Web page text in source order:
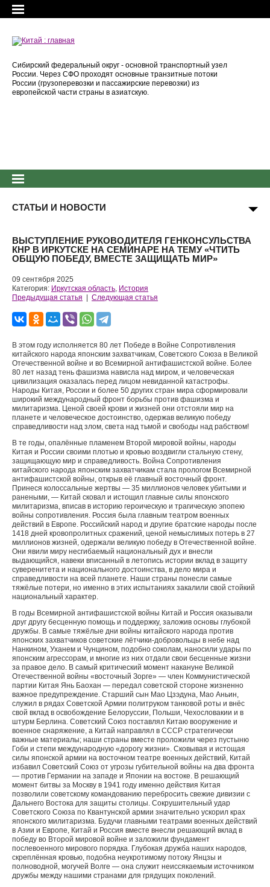
Сибирский федеральный округ - основной транспортный узел
России. Через СФО проходят основные транзитные потоки
России (грузоперевозки и пассажирские перевозки) из
европейской части страны в азиатскую.
СТАТЬИ И НОВОСТИ
ВЫСТУПЛЕНИЕ РУКОВОДИТЕЛЯ ГЕНКОНСУЛЬСТВА
КНР В ИРКУТСКЕ НА СЕМИНАРЕ НА ТЕМУ «ЧТИТЬ
ОБЩУЮ ПОБЕДУ, ВМЕСТЕ ЗАЩИЩАТЬ МИР»
09 сентября 2025
Категория: Иркутская область, История
Предыдущая статья
Следующая статья
В этом году исполняется 80 лет Победе в Войне Сопротивления
китайского народа японским захватчикам, Советского Союза в Великой
Отечественной войне и во Всемирной антифашистской войне. Более
80 лет назад тень фашизма нависла над миром, и человеческая
цивилизация оказалась перед лицом невиданной катастрофы.
Народы Китая, России и более 50 других стран мира сформировали
широкий международный фронт борьбы против фашизма и
милитаризма. Ценой своей крови и жизней они отстояли мир на
планете и человеческое достоинство, одержав великую победу
справедливости над злом, света над тьмой и свободы над рабством!
В те годы, опалённые пламенем Второй мировой войны, народы
Китая и России своими плотью и кровью воздвигли стальную стену,
защищающую мир и справедливость. Война Сопротивления
китайского народа японским захватчикам стала прологом Всемирной
антифашистской войны, открыв её главный восточный фронт.
Принеся колоссальные жертвы — 35 миллионов человек убитыми и
ранеными, — Китай сковал и истощил главные силы японского
милитаризма, вписав в историю героическую и трагическую эпопею
войны сопротивления. Россия была главным театром военных
действий в Европе. Российский народ и другие братские народы после
1418 дней кровопролитных сражений, ценой немыслимых потерь в 27
миллионов жизней, одержали великую победу в Отечественной войне.
Они явили миру несгибаемый национальный дух и внесли
выдающийся, навеки вписанный в летопись истории вклад в защиту
суверенитета и национального достоинства, в дело мира и
справедливости на всей планете. Наши страны понесли самые
тяжёлые потери, но именно в этих испытаниях закалили свой стойкий
национальный характер.
В годы Всемирной антифашистской войны Китай и Россия оказывали
друг другу бесценную помощь и поддержку, заложив основы глубокой
дружбы. В самые тяжёлые дни войны китайского народа против
японских захватчиков советские лётчики-добровольцы в небе над
Нанкином, Уханем и Чунцином, подобно соколам, наносили удары по
японским агрессорам, и многие из них отдали свои бесценные жизни
за правое дело. В самый критический момент накануне Великой
Отечественной войны «восточный Зорге» — член Коммунистической
партии Китая Янь Баохан — передал советской стороне жизненно
важное предупреждение. Старший сын Мао Цзэдуна, Мао Аньин,
служил в рядах Советской Армии политруком танковой роты и внёс
свой вклад в освобождение Белоруссии, Польши, Чехословакии и в
штурм Берлина. Советский Союз поставлял Китаю вооружение и
военное снаряжение, а Китай направлял в СССР стратегически
важные материалы; наши страны вместе проложили через пустыню
Гоби и степи международную «дорогу жизни». Сковывая и истощая
силы японской армии на восточном театре военных действий, Китай
избавил Советский Союз от угрозы губительной войны на два фронта
— против Германии на западе и Японии на востоке. В решающий
момент битвы за Москву в 1941 году именно действия Китая
позволили советскому командованию перебросить свежие дивизии с
Дальнего Востока для защиты столицы. Сокрушительный удар
Советского Союза по Квантунской армии значительно ускорил крах
японского милитаризма. Будучи главными театрами военных действий
в Азии и Европе, Китай и Россия вместе внесли решающий вклад в
победу во Второй мировой войне и заложили фундамент
послевоенного мирового порядка. Глубокая дружба наших народов,
скреплённая кровью, подобна неукротимому потоку Янцзы и
полноводной, могучей Волге — она служит неиссякаемым источником
дружбы между нашими странами для грядущих поколений.